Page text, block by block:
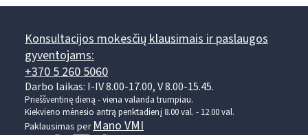
Konsultacijos mokesčių klausimais ir paslaugos
gyventojams:
+370 5 260 5060
Darbo laikas: I-IV 8.00-17.00, V 8.00-15.45.
Prieššventinę dieną - viena valanda trumpiau.
Kiekvieno mėnesio antrą penktadienį 8.00 val. - 12.00 val.
Paklausimas perMano VMI